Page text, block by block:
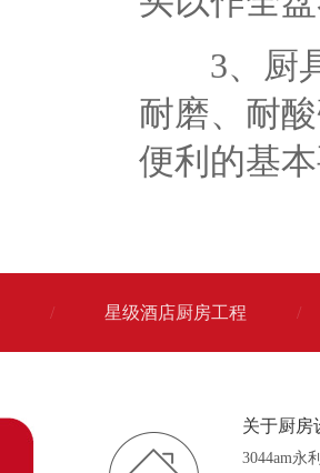
3、厨具
耐磨、耐
便利的基
/ 星级酒店厨房工程 /
关于厨房
3044am永